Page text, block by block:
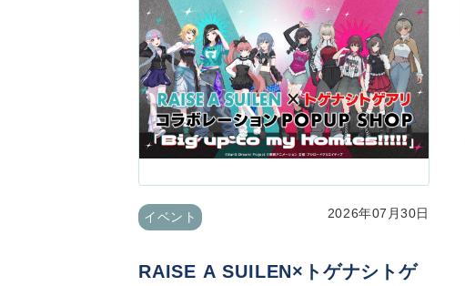
イベント 2026年07月30日
RAISE A SUILEN×トゲナシトゲ